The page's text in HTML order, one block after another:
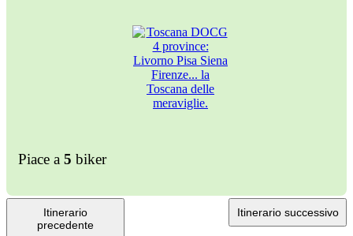
Piace a 5 biker
Itinerario
precedente
Itinerario successivo